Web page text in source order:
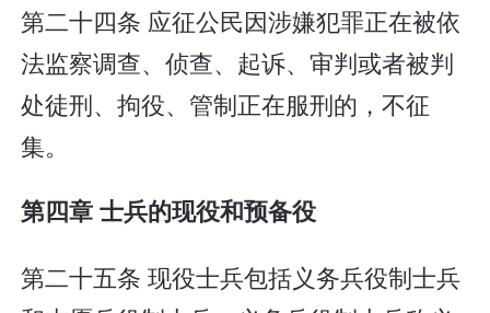
第二十四条 应征公民因涉嫌犯罪正在被依
法监察调查、侦查、起诉、审判或者被判
处徒刑、拘役、管制正在服刑的，不征
集。
第四章 士兵的现役和预备役
第二十五条 现役士兵包括义务兵役制士兵